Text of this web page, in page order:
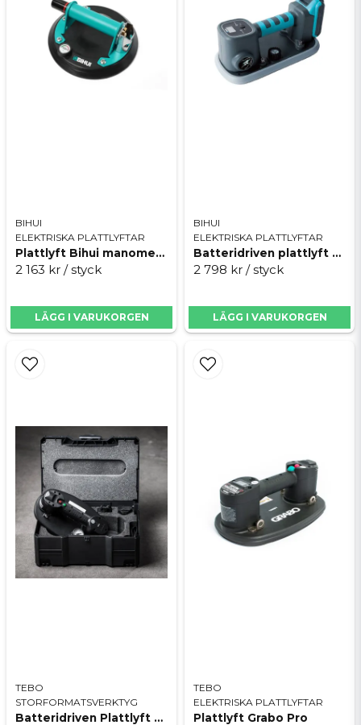
BIHUI
ELEKTRISKA PLATTLYFTAR
Plattlyft Bihui manometer LM40
2 163 kr / styck
LÄGG I VARUKORGEN
BIHUI
ELEKTRISKA PLATTLYFTAR
Batteridriven plattlyft Bihui LFBSL
2 798 kr / styck
LÄGG I VARUKORGEN
TEBO
STORFORMATSVERKTYG
Batteridriven Plattlyft Grabo Plus
TEBO
ELEKTRISKA PLATTLYFTAR
Plattlyft Grabo Pro